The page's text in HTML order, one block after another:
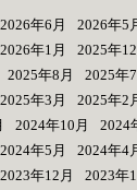
2026年6月 2026年5
2026年1月 2025年
2025年8月 2025年
2025年3月 2025年2
2024年10月 2024
2024年5月 2024年4
2023年12月 2023年